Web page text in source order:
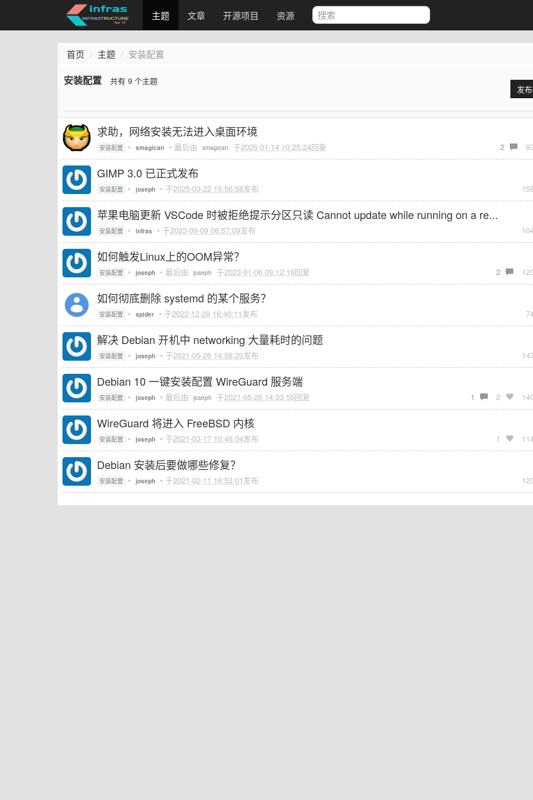
主题 文章 开源项目 资源
首页 主题 安装配置
发
安装配置 共有 9 个主题
求助，网络安装无法进入桌面环境
安装配置 • smagican • 最后由 smagican 于2026-01-14 10:25:24回复 2
GIMP 3.0 已正式发布
安装配置 • joseph • 于2025-03-22 15:56:58发布
苹果电脑更新 VSCode 时被拒绝提示分区只读 Cannot update while running on a re...
安装配置 • infras • 于2023-09-09 06:57:09发布
如何触发Linux上的OOM异常？
安装配置 • joseph • 最后由 joseph 于2023-01-06 09:12:16回复 2
如何彻底删除 systemd 的某个服务？
安装配置 • spider • 于2022-12-29 16:46:11 发布
解决 Debian 开机中 networking 大量耗时的问题
安装配置 • joseph • 于2021-05-26 14:58:20发布
Debian 10 一键安装配置 WireGuard 服务端
安装配置 • joseph • 最后由 joseph 于2021-05-26 14:33:55回复 1 2
WireGuard 将进入 FreeBSD 内核
安装配置 • joseph • 于2021-03-17 10:46:04发布 1
Debian 安装后要做哪些修复？
安装配置 • joseph • 于2021-02-11 16:53:01 发布